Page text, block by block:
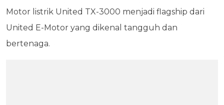
Motor listrik United TX-3000 menjadi flagship dari
United E-Motor yang dikenal tangguh dan
bertenaga.